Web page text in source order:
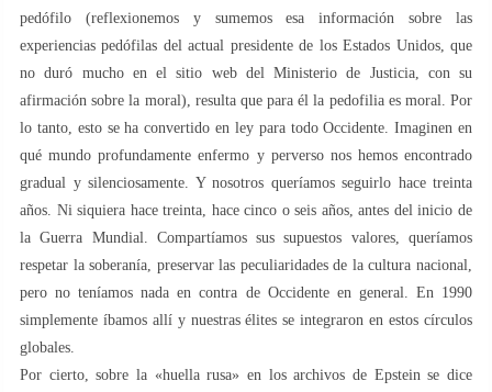
pedófilo (reflexionemos y sumemos esa información sobre las
experiencias pedófilas del actual presidente de los Estados Unidos, que
no duró mucho en el sitio web del Ministerio de Justicia, con su
afirmación sobre la moral), resulta que para él la pedofilia es moral. Por
lo tanto, esto se ha convertido en ley para todo Occidente. Imaginen en
qué mundo profundamente enfermo y perverso nos hemos encontrado
gradual y silenciosamente. Y nosotros queríamos seguirlo hace treinta
años. Ni siquiera hace treinta, hace cinco o seis años, antes del inicio de
la Guerra Mundial. Compartíamos sus supuestos valores, queríamos
respetar la soberanía, preservar las peculiaridades de la cultura nacional,
pero no teníamos nada en contra de Occidente en general. En 1990
simplemente íbamos allí y nuestras élites se integraron en estos círculos
globales.
Por cierto, sobre la «huella rusa» en los archivos de Epstein se dice